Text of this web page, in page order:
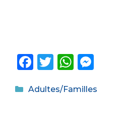
F
c
T
it
W
a ss
Catégories
Adultes/Familles